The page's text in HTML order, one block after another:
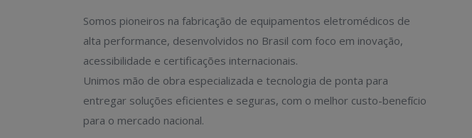
Somos pioneiros na fabricação de equipamentos eletromédicos de
alta performance, desenvolvidos no Brasil com foco em inovação,
acessibilidade e certificações internacionais.
Unimos mão de obra especializada e tecnologia de ponta para
entregar soluções eficientes e seguras, com o melhor custo-benefício
para o mercado nacional.